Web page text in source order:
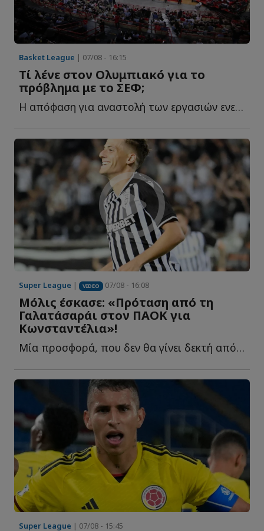
Basket League | 07/08 - 16:15
Τί λένε στον Ολυμπιακό για το
πρόβλημα με το ΣΕΦ;
Η απόφαση για αναστολή των εργασιών ενεργειακής αναβάθμισης δ...
Super League | VIDEO 07/08 - 16:08
Μόλις έσκασε: «Πρόταση από τη
Γαλατάσαράι στον ΠΑΟΚ για
Κωνσταντέλια»!
Μία προσφορά, που δεν θα γίνει δεκτή από τον Δικέφαλο ο...
Super League | 07/08 - 15:45